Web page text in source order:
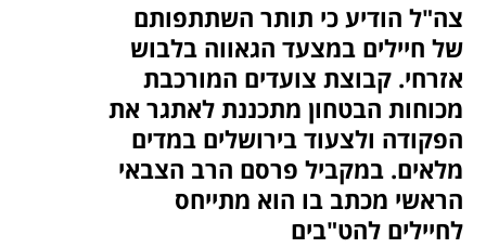
צה"ל הודיע כי תותר השתתפותם
של חיילים במצעד הגאווה בלבוש
אזרחי. קבוצת צועדים המורכבת
מכוחות הבטחון מתכננת לאתגר את
הפקודה ולצעוד בירושלים במדים
מלאים. במקביל פרסם הרב הצבאי
הראשי מכתב בו הוא מתייחס
לחיילים להט"בים